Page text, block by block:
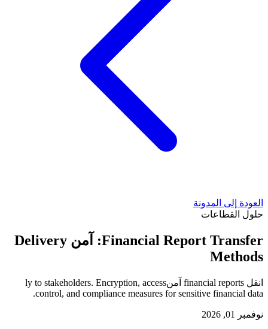
العودة إلى المدونة
حلول القطاعات
Financial Report Transfer: آمن Delivery
Methods
انقل financial reports آمنly to stakeholders. Encryption, access
control, and compliance measures for sensitive financial data.
نوفمبر 01, 2026